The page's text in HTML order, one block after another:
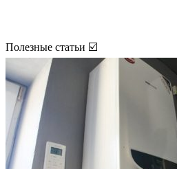
Полезные статьи ☑️